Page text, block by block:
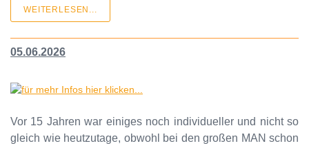
WEITERLESEN...
05.06.2026
Vor 15 Jahren war einiges noch individueller und nicht so
gleich wie heutzutage, obwohl bei den großen MAN schon